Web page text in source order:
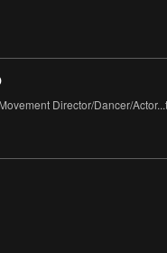
Director/Dancer/